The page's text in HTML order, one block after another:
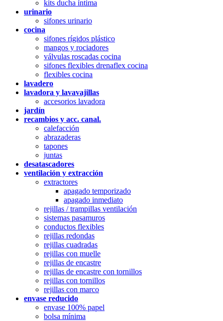
kits ducha íntima
urinario
sifones urinario
cocina
sifones rígidos plástico
mangos y rociadores
válvulas roscadas cocina
sifones flexibles drenaflex cocina
flexibles cocina
lavadero
lavadora y lavavajillas
accesorios lavadora
jardín
recambios y acc. canal.
calefacción
abrazaderas
tapones
juntas
desatascadores
ventilación y extracción
extractores
apagado temporizado
apagado inmediato
rejillas / trampillas ventilación
sistemas pasamuros
conductos flexibles
rejillas redondas
rejillas cuadradas
rejillas con muelle
rejillas de encastre
rejillas de encastre con tornillos
rejillas con tornillos
rejillas con marco
envase reducido
envase 100% papel
bolsa mínima